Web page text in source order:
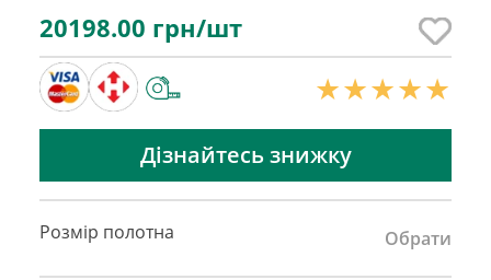
20198.00 грн/шт
Дізнайтесь знижку
Розмір полотна Обрати